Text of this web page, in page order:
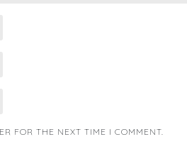
FOR THE NEXT TIME I COMMENT.